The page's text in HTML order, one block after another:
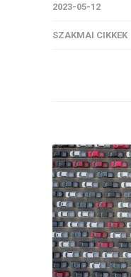
2023-05-12
SZAKMAI CIKKEK